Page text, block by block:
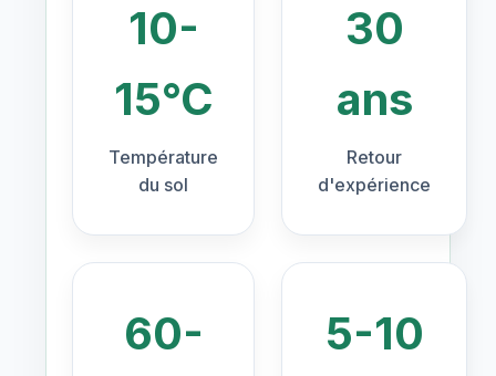
10-
15°C
Température
du sol
30
ans
Retour
d'expérience
60-
5-10